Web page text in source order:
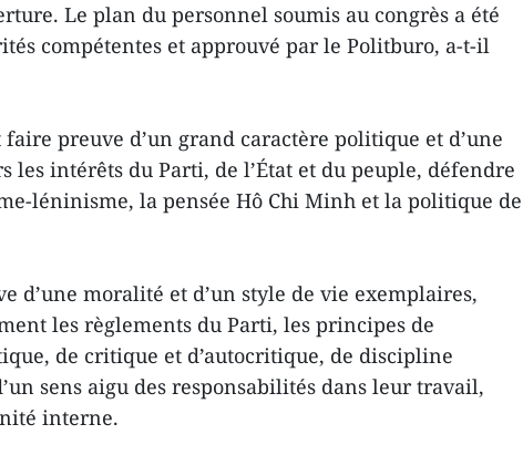
Le plan du personnel soumis au congrès a été
compétentes et approuvé par le Politburo, a-t-il
preuve d’un grand caractère politique et d’une
les intérêts du Parti, de l’État et du peuple, défendre
léninisme, la pensée Hô Chi Minh et la politique de
d’une moralité et d’un style de vie exemplaires,
les règlements du Parti, les principes de
de critique et d’autocritique, de discipline
sens aigu des responsabilités dans leur travail,
interne.